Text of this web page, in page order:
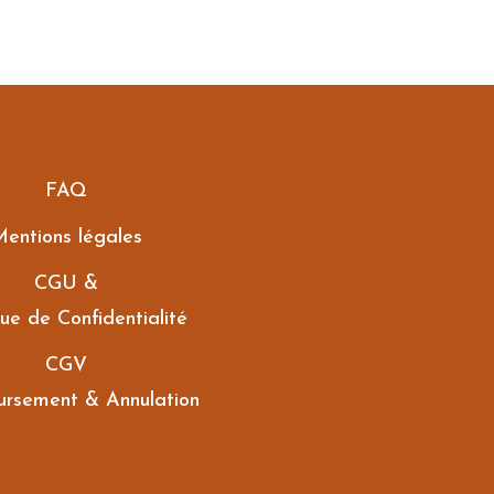
FAQ
légales
CGU &
de Confidentialité
CGV
& Annulation